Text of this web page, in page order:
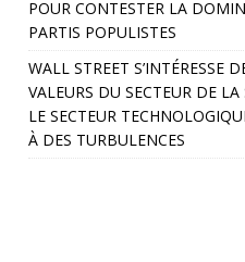
POUR CONTESTER LA
PARTIS POPULISTES
WALL STREET S’INTÉRESSE
VALEURS DU SECTEUR DE
LE SECTEUR
À DES TURBULENCES